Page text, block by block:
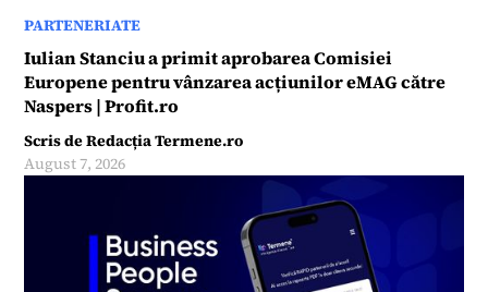
PARTENERIATE
Iulian Stanciu a primit aprobarea Comisiei
Europene pentru vânzarea acțiunilor eMAG către
Naspers | Profit.ro
Scris deRedacția Termene.ro
August 7, 2026